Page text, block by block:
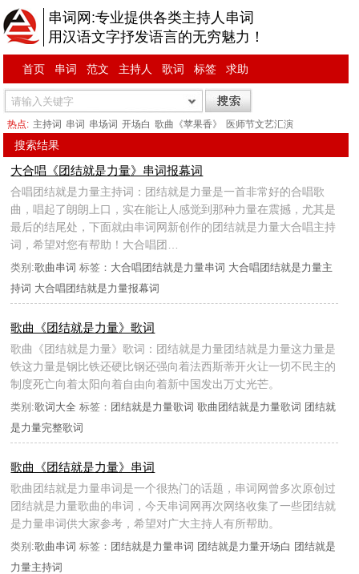
串词网:专业提供各类主持人串词
用汉语文字抒发语言的无穷魅力！
首页 串词 范文 主持人 歌词 标签 求助
热点: 主持词 串词 串场词 开场白 歌曲《苹果香》 医师节文艺汇演
搜索结果
大合唱《团结就是力量》串词报幕词
合唱团结就是力量主持词：团结就是力量是一首非常好的合唱歌
曲，唱起了朗朗上口，实在能让人感觉到那种力量在震撼，尤其是
最后的结尾处，下面就由串词网新创作的团结就是力量大合唱主持
词，希望对您有帮助！大合唱团…
类别:歌曲串词 标签： 大合唱团结就是力量串词 大合唱团结就是力量主
持词 大合唱团结就是力量报幕词
歌曲《团结就是力量》歌词
歌曲《团结就是力量》歌词：团结就是力量团结就是力量这力量是
铁这力量是钢比铁还硬比钢还强向着法西斯蒂开火让一切不民主的
制度死亡向着太阳向着自由向着新中国发出万丈光芒。
类别:歌词大全 标签： 团结就是力量歌词 歌曲团结就是力量歌词 团结就
是力量完整歌词
歌曲《团结就是力量》串词
歌曲团结就是力量串词是一个很热门的话题，串词网曾多次原创过
团结就是力量歌曲的串词，今天串词网再次网络收集了一些团结就
是力量串词供大家参考，希望对广大主持人有所帮助。
类别:歌曲串词 标签： 团结就是力量串词 团结就是力量开场白 团结就是
力量主持词